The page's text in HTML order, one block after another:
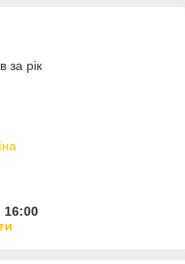
за рік
16:00